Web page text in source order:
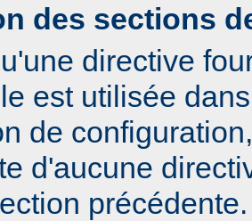
des sections
directive
est utilisée
de
d'aucune
précédente.